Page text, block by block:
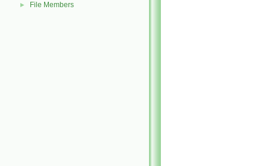
► File Members